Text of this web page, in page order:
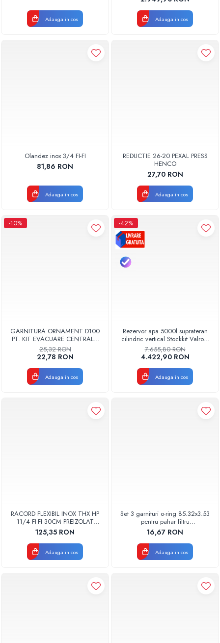
Adauga in cos Adauga in cos
Olandez inox 3/4 FI-FI
81,86 RON
Adauga in cos
REDUCTIE 26-20 PEXAL PRESS
HENCO
27,70 RON
Adauga in cos
-10%
GARNITURA ORNAMENT D100
PT. KIT EVACUARE CENTRALA
FGGE100
25,32 RON
22,78 RON
Adauga in cos
-42%
Rezervor apa 5000l suprateran
cilindric vertical Stockkit Valrom
49020150000
7.655,80 RON
4.422,90 RON
Adauga in cos
RACORD FLEXIBIL INOX THX HP
11/4 FI-FI 30CM PREIZOLAT
PENTRU POMPA DE CALDURA -
THX
125,35 RON
Adauga in cos
Set 3 garnituri o-ring 85.32x3.53
pentru pahar filtru
AQUA06030000000
16,67 RON
Adauga in cos